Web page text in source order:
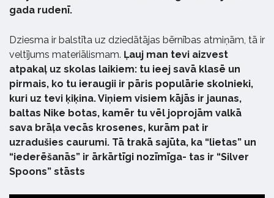
gada rudenī.
Dziesma ir balstīta uz dziedātājas bērnības atmiņām, tā ir
veltījums materiālismam. Ļauj man tevi aizvest
atpakaļ uz skolas laikiem: tu ieej savā klasē un
pirmais, ko tu ieraugii ir pāris populārie skolnieki,
kuri uz tevi ķiķina. Viņiem visiem kājās ir jaunas,
baltas Nike botas, kamēr tu vēl joprojām valkā
sava brāļa vecās krosenes, kurām pat ir
uzradušies caurumi. Tā trakā sajūta, ka “lietas” un
“iederēšanās” ir ārkārtīgi nozīmīga- tas ir “Silver
Spoons” stāsts